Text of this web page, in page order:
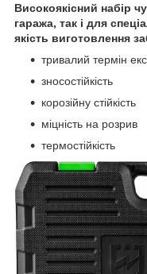
Високоякісний набір
гаража, так і для
якість виготовлення
тривалий термін
зносостійкість
корозійну стійкість
міцність на розрив
термостійкість